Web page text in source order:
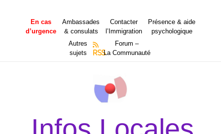
contenu
En cas
d’urgence
Ambassades
& consulats
Contacter
l’Immigration
Présence & aide
psychologique
Autres
sujets
RSS
Forum –
La Communauté